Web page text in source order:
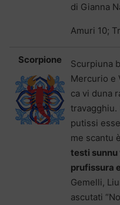
di Gianna
Amuri 10;
Scorpione
Scurpiuna
Mercurio e
ca vi duna
travagghiu.
putissi
me scantu
testi sunnu
prufissura
Gemelli,
ascutati